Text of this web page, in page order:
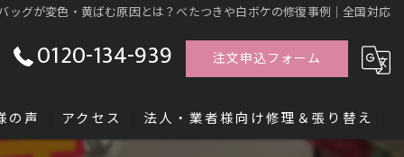
ッグが変色・黄ばむ原因とは？べたつきや白ボケの修復事例｜全国対応
0120-134-939 注文申込フォーム
の声 アクセス 法人・業者様向け修理＆張り替え